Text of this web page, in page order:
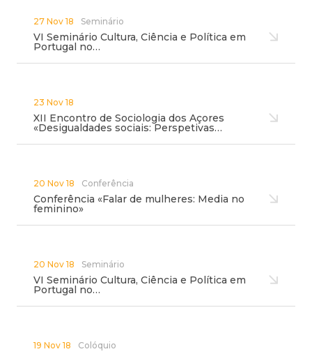
27 Nov 18 Seminário
VI Seminário Cultura, Ciência e Política em
Portugal no…
23 Nov 18
XII Encontro de Sociologia dos Açores
«Desigualdades sociais: Perspetivas…
20 Nov 18 Conferência
Conferência «Falar de mulheres: Media no
feminino»
20 Nov 18 Seminário
VI Seminário Cultura, Ciência e Política em
Portugal no…
19 Nov 18 Colóquio